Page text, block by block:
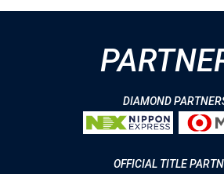
DIAMOND
OFFICIAL TITLE